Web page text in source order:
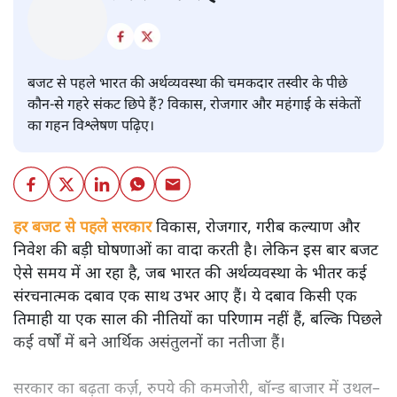
शीतल पी. सिंह
बजट से पहले भारत की अर्थव्यवस्था की चमकदार तस्वीर के पीछे
कौन-से गहरे संकट छिपे हैं? विकास, रोजगार और महंगाई के संकेतों
का गहन विश्लेषण पढ़िए।